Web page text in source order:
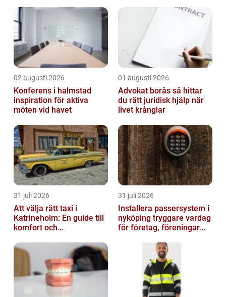
02 augusti 2026
Konferens i halmstad
inspiration för aktiva
möten vid havet
01 augusti 2026
Advokat borås så hittar
du rätt juridisk hjälp när
livet krånglar
31 juli 2026
Att välja rätt taxi i
Katrineholm: En guide till
komfort och
31 juli 2026
Installera passersystem i
nyköping tryggare vardag
för företag, föreningar